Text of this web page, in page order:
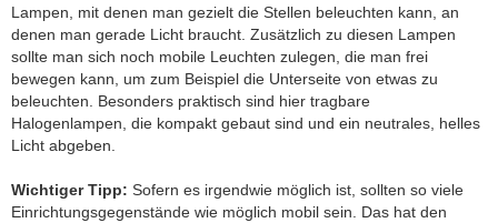
Lampen, mit denen man gezielt die Stellen beleuchten kann, an
denen man gerade Licht braucht. Zusätzlich zu diesen Lampen
sollte man sich noch mobile Leuchten zulegen, die man frei
bewegen kann, um zum Beispiel die Unterseite von etwas zu
beleuchten. Besonders praktisch sind hier tragbare
Halogenlampen, die kompakt gebaut sind und ein neutrales, helles
Licht abgeben.
Wichtiger Tipp: Sofern es irgendwie möglich ist, sollten so viele
Einrichtungsgegenstände wie möglich mobil sein. Das hat den